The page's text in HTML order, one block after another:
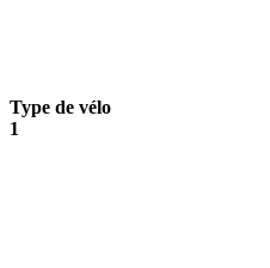
Type de vélo
1